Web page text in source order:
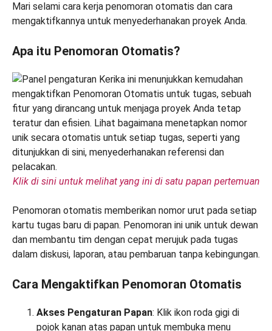
Mari selami cara kerja penomoran otomatis dan cara
mengaktifkannya untuk menyederhanakan proyek Anda.
Apa itu Penomoran Otomatis?
Klik di sini untuk melihat yang ini di satu papan pertemuan
Penomoran otomatis memberikan nomor urut pada setiap
kartu tugas baru di papan. Penomoran ini unik untuk dewan
dan membantu tim dengan cepat merujuk pada tugas
dalam diskusi, laporan, atau pembaruan tanpa kebingungan.
Cara Mengaktifkan Penomoran Otomatis
Akses Pengaturan Papan: Klik ikon roda gigi di
pojok kanan atas papan untuk membuka menu